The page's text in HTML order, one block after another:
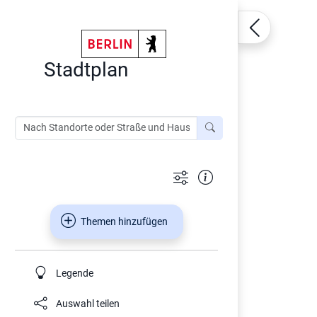
Stadtplan
Themen hinzufügen
Legende
Auswahl teilen